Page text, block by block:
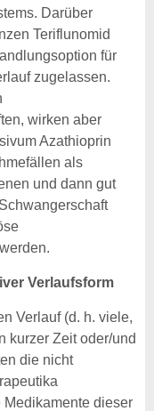
Darüber
Teriflunomid
für
zugelassen.
wirken aber
Azathioprin
als
und dann gut
Verlaufsform
Verlauf (d. h. viele,
kurzer Zeit oder/und
die nicht
dieser